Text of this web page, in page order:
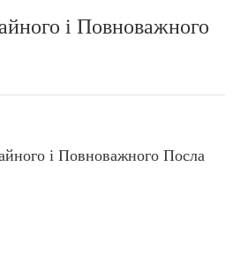
і Повноважного
і Повноважного Посла